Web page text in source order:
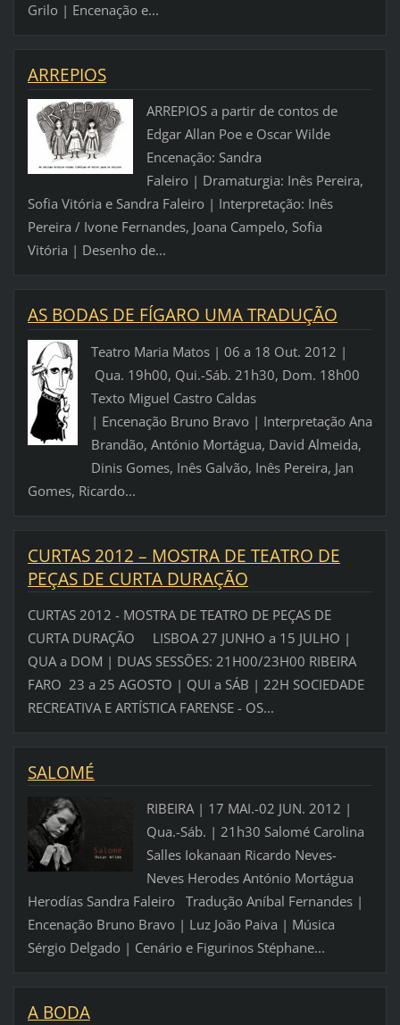
Grilo | Encenação e...
ARREPIOS
ARREPIOS a partir de contos de
Edgar Allan Poe e Oscar Wilde
Encenação: Sandra
Faleiro | Dramaturgia: Inês Pereira,
Sofia Vitória e Sandra Faleiro | Interpretação: Inês
Pereira / Ivone Fernandes, Joana Campelo, Sofia
Vitória | Desenho de...
AS BODAS DE FÍGARO UMA TRADUÇÃO
Teatro Maria Matos | 06 a 18 Out. 2012 |
Qua. 19h00, Qui.-Sáb. 21h30, Dom. 18h00
Texto Miguel Castro Caldas
| Encenação Bruno Bravo | Interpretação Ana
Brandão, António Mortágua, David Almeida,
Dinis Gomes, Inês Galvão, Inês Pereira, Jan
Gomes, Ricardo...
CURTAS 2012 – MOSTRA DE TEATRO DE
PEÇAS DE CURTA DURAÇÃO
CURTAS 2012 - MOSTRA DE TEATRO DE PEÇAS DE
CURTA DURAÇÃO LISBOA 27 JUNHO a 15 JULHO |
QUA a DOM | DUAS SESSÕES: 21H00/23H00 RIBEIRA
FARO 23 a 25 AGOSTO | QUI a SÁB | 22H SOCIEDADE
RECREATIVA E ARTÍSTICA FARENSE - OS...
SALOMÉ
RIBEIRA | 17 MAI.-02 JUN. 2012 |
Qua.-Sáb. | 21h30 Salomé Carolina
Salles Iokanaan Ricardo Neves-
Neves Herodes António Mortágua
Herodías Sandra Faleiro Tradução Aníbal Fernandes |
Encenação Bruno Bravo | Luz João Paiva | Música
Sérgio Delgado | Cenário e Figurinos Stéphane...
A BODA